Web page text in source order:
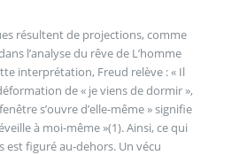
résultent de projections, comme
l’analyse du rêve de L’homme
interprétation, Freud relève : « Il
de « je viens de dormir »,
s’ouvre d’elle-même » signifie
à moi-même »(1). Ainsi, ce qui
est figuré au-dehors. Un vécu